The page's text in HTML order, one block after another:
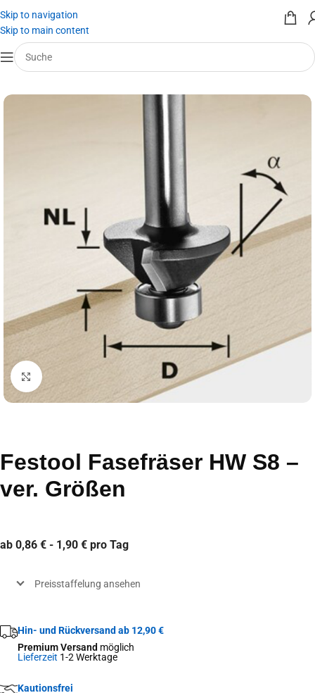
Skip to navigation
Skip to main content
Start
Click to enlarge
Festool Fasefräser HW S8 –
ver. Größen
ab 0,86 € - 1,90 € pro Tag
Preisstaffelung ansehen
Hin- und Rückversand ab 12,90 €
Premium Versand möglich
Lieferzeit 1-2 Werktage
Kautionsfrei